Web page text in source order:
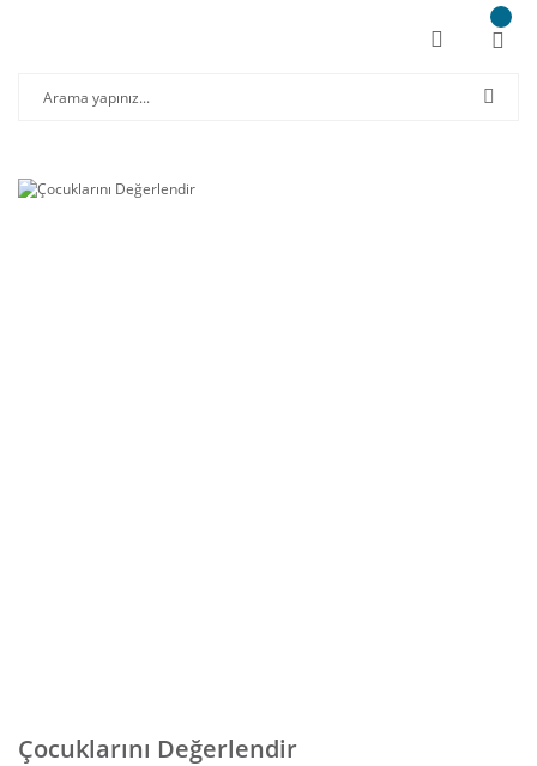
Çocuklarını Değerlendir